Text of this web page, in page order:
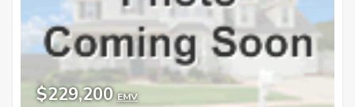
$229,200 EMV